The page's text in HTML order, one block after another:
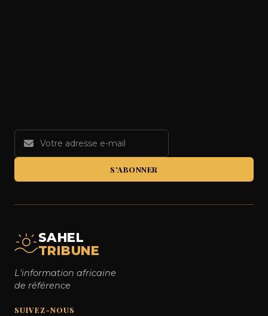
S'ABONNER
SAHEL
TRIBUNE
L'information africaine
de référence
SUIVEZ-NOUS